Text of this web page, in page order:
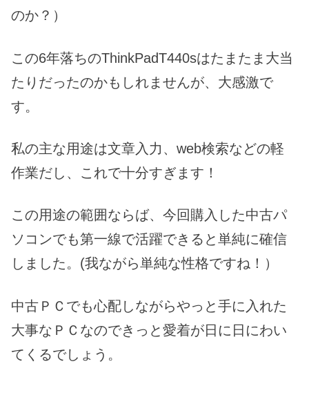
のか？）
この6年落ちのThinkPadT440sはたまたま大当
たりだったのかもしれませんが、大感激で
す。
私の主な用途は文章入力、web検索などの軽
作業だし、これで十分すぎます！
この用途の範囲ならば、今回購入した中古パ
ソコンでも第一線で活躍できると単純に確信
しました。(我ながら単純な性格ですね！）
中古ＰＣでも心配しながらやっと手に入れた
大事なＰＣなのできっと愛着が日に日にわい
てくるでしょう。